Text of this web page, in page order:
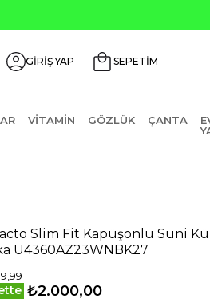
GİRİŞ YAP SEPETİM
VITAMIN GÖZLÜK ÇANTA
Slim Fit Kapüşonlu Suni
U4360AZ23WNBK27
₺2.000,00